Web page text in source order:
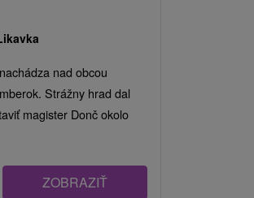
nad obcou
Strážny hrad dal
magister Donč okolo
ZOBRAZIŤ